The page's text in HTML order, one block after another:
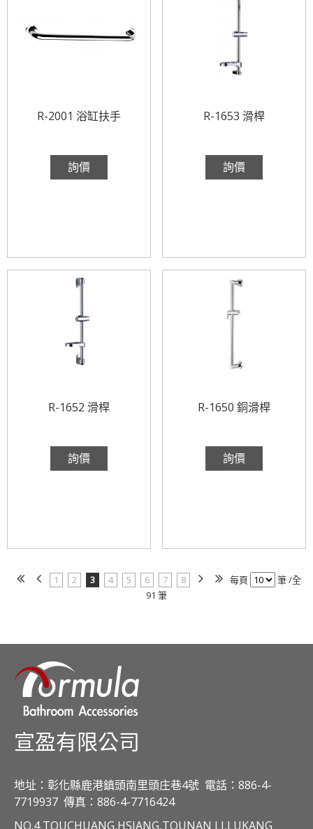
R-2001 浴缸扶手
詢價
R-1653 滑桿
詢價
R-1652 滑桿
詢價
R-1650 銅滑桿
詢價
1 2 3 4 5 6 7 8 每頁
筆 /全
91 筆
宣盈有限公司
地址：彰化縣鹿港鎮頭南里頭庄巷4號 電話：886-4-
7719937 傳真：886-4-7716424
NO.4 TOUCHUANG,HSIANG,TOUNAN LI,LUKANG